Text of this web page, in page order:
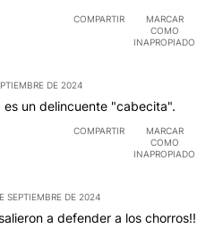
COMPARTIR
MARCAR
COMO
INAPROPIADO
DE 2024
es un delincuente "cabecita".
COMPARTIR
MARCAR
COMO
INAPROPIADO
SEPTIEMBRE DE 2024
a defender a los chorros!!